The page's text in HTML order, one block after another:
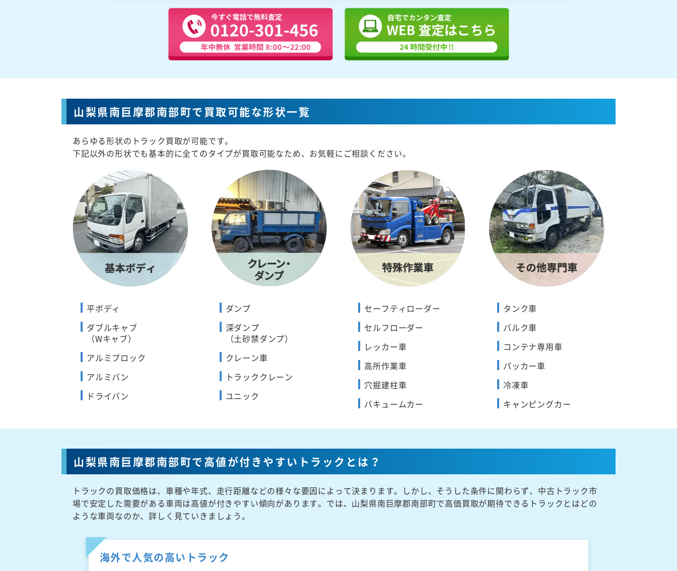
山梨県南巨摩郡南部町で買取可能な形状一覧
あらゆる形状のトラック買取が可能です。
下記以外の形状でも基本的に全てのタイプが買取可能なため、お気軽にご相談ください。
平ボディ
ダブルキャブ
（Wキャブ）
アルミブロック
アルミバン
ドライバン
ダンプ
深ダンプ
（土砂禁ダンプ）
クレーン車
トラッククレーン
ユニック
セーフティローダー
セルフローダー
レッカー車
高所作業車
穴掘建柱車
バキュームカー
タンク車
バルク車
コンテナ専用車
パッカー車
冷凍車
キャンピングカー
山梨県南巨摩郡南部町で高値が付きやすいトラックとは？
トラックの買取価格は、車種や年式、走行距離などの様々な要因によって決まります。しかし、そうした条件に関わらず、中古トラック市
場で安定した需要がある車両は高値が付きやすい傾向があります。では、山梨県南巨摩郡南部町で高価買取が期待できるトラックとはどの
ような車両なのか、詳しく見ていきましょう。
海外で人気の高いトラック